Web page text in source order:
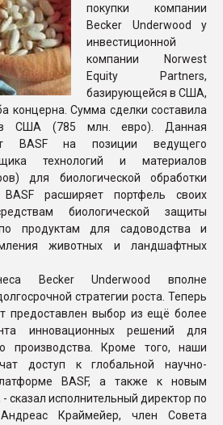
покупки компании
Becker Underwood у
инвестиционной
компании Norwest
Equity Partners,
базирующейся в США,
концерна. Сумма сделки составила
США (785 млн. евро). Данная
BASF на позиции ведущего
технологий и материалов
для биологической обработки
расширяет портфель своих
биологической защиты
продуктам для садоводства и
животных и ландшафтных
Becker Underwood вполне
стратегии роста. Теперь
предоставлен выбор из ещё более
инновационных решений для
производства. Кроме того, наши
доступ к глобальной научно-
BASF, а также к новым
сказал исполнительный директор по
Краймейер, член Совета